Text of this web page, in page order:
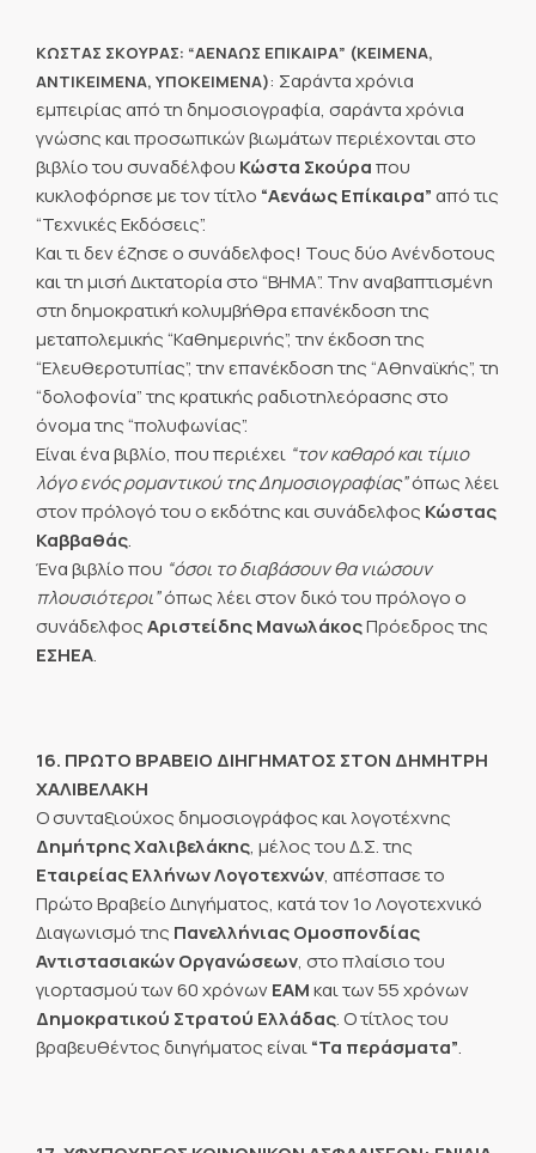
ΚΩΣΤΑΣ ΣΚΟΥΡΑΣ: “ΑΕΝΑΩΣ ΕΠΙΚΑΙΡΑ” (ΚΕΙΜΕΝΑ,
ΑΝΤΙΚΕΙΜΕΝΑ, ΥΠΟΚΕΙΜΕΝΑ): Σαράντα χρόνια
εμπειρίας από τη δημοσιογραφία, σαράντα χρόνια
γνώσης και προσωπικών βιωμάτων περιέχονται στο
βιβλίο του συναδέλφου Κώστα Σκούραπου
κυκλοφόρησε με τον τίτλο “Αενάως Επίκαιρα”από τις
“Τεχνικές Εκδόσεις”.
Και τι δεν έζησε ο συνάδελφος! Τους δύο Ανένδοτους
και τη μισή Δικτατορία στο “ΒΗΜΑ”. Την αναβαπτισμένη
στη δημοκρατική κολυμβήθρα επανέκδοση της
μεταπολεμικής “Καθημερινής”, την έκδοση της
“Ελευθεροτυπίας”, την επανέκδοση της “Αθηναϊκής”, τη
“δολοφονία” της κρατικής ραδιοτηλεόρασης στο
όνομα της “πολυφωνίας”.
Είναι ένα βιβλίο, που περιέχει “τον καθαρό και τίμιο
λόγο ενός ρομαντικού της Δημοσιογραφίας”όπως λέει
στον πρόλογό του ο εκδότης και συνάδελφος Κώστας
Καββαθάς.
Ένα βιβλίο που “όσοι το διαβάσουν θα νιώσουν
πλουσιότεροι”όπως λέει στον δικό του πρόλογο ο
συνάδελφοςΑριστείδης ΜανωλάκοςΠρόεδρος της
ΕΣΗΕΑ.
16. ΠΡΩΤΟ ΒΡΑΒΕΙΟ ΔΙΗΓΗΜΑΤΟΣ ΣΤΟΝ ΔΗΜΗΤΡΗ
ΧΑΛΙΒΕΛΑΚΗ
Ο συνταξιούχος δημοσιογράφος και λογοτέχνης
Δημήτρης Χαλιβελάκης, μέλος του Δ.Σ. της
Εταιρείας Ελλήνων Λογοτεχνών, απέσπασε το
Πρώτο Βραβείο Διηγήματος, κατά τον 1ο Λογοτεχνικό
Διαγωνισμό της Πανελλήνιας Ομοσπονδίας
Αντιστασιακών Οργανώσεων, στο πλαίσιο του
γιορτασμού των 60 χρόνωνΕΑΜκαι των 55 χρόνων
Δημοκρατικού Στρατού Ελλάδας. Ο τίτλος του
βραβευθέντος διηγήματος είναι“Τα περάσματα”.